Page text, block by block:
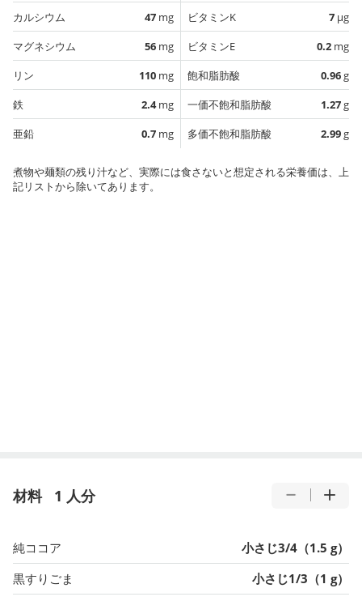
カルシウム
47 mg
マグネシウム
56 mg
リン
110 mg
鉄
2.4mg
亜鉛
0.7 mg
ビタミンK
7 µg
ビタミンE
0.2 mg
飽和脂肪酸
0.96g
一価不飽和脂肪酸
1.27g
多価不飽和脂肪酸
2.99g
煮物や麺類の残り汁など、実際には食さないと想定される栄養価は、上
記リストから除いてあります。
材料 1 人分
純ココア
小さじ3/4（1.5 g）
黒すりごま
小さじ1/3（1 g）